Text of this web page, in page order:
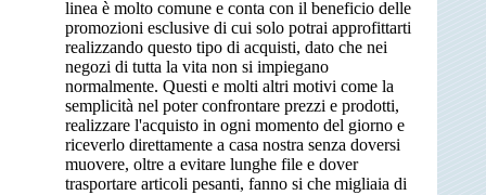
linea è molto comune e conta con il beneficio delle
promozioni esclusive di cui solo potrai approfittarti
realizzando questo tipo di acquisti, dato che nei
negozi di tutta la vita non si impiegano
normalmente. Questi e molti altri motivi come la
semplicità nel poter confrontare prezzi e prodotti,
realizzare l'acquisto in ogni momento del giorno e
riceverlo direttamente a casa nostra senza doversi
muovere, oltre a evitare lunghe file e dover
trasportare articoli pesanti, fanno si che migliaia di